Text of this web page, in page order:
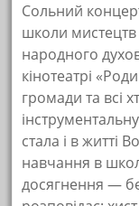
Сольний
школи
народного
кінотеатрі
громади та всі
стала і в житті
навчання в
досягнення —